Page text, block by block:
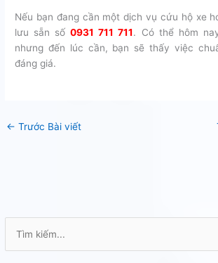
Nếu bạn đang cần một dịch vụ cứu hộ xe
lưu sẵn số0931 711 711. Có thể hôm
nhưng đến lúc cần, bạn sẽ thấy việc
đáng giá.
← Trước Bài viết